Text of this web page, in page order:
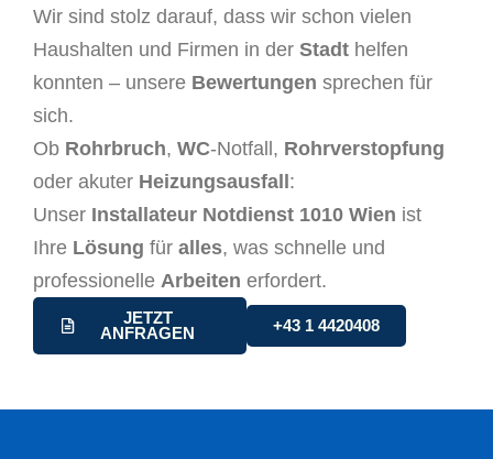
Wir sind stolz darauf, dass wir schon vielen
Haushalten und Firmen in der Stadt helfen
konnten – unsere Bewertungen sprechen für
sich.
Ob Rohrbruch, WC-Notfall, Rohrverstopfung
oder akuter Heizungsausfall :
Unser Installateur Notdienst 1010 Wien ist
Ihre Lösung für alles, was schnelle und
professionelle Arbeiten erfordert.
JETZT
ANFRAGEN
+43 1 4420408